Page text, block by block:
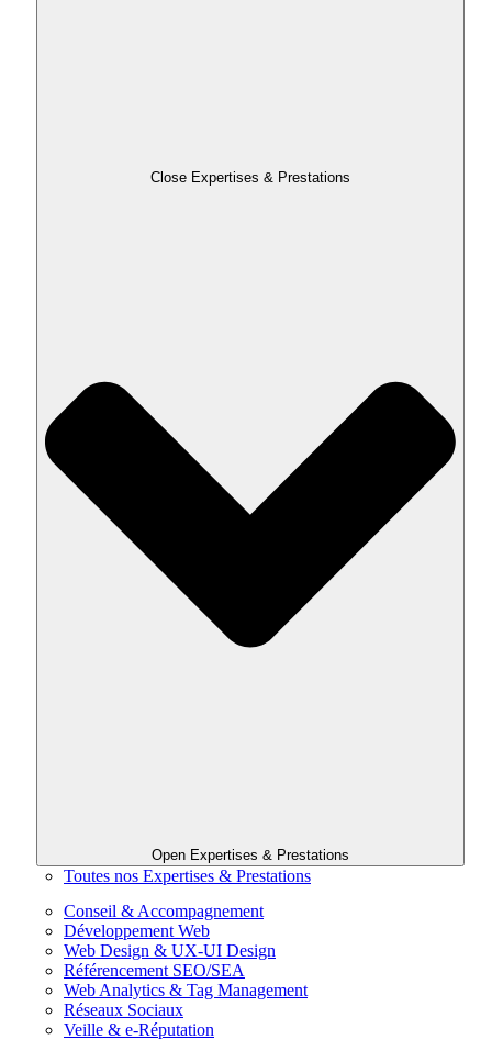
Close Expertises & Prestations
Open Expertises & Prestations
Toutes nos Expertises & Prestations
Conseil & Accompagnement
Développement Web
Web Design & UX-UI Design
Référencement SEO/SEA
Web Analytics & Tag Management
Réseaux Sociaux
Veille & e-Réputation